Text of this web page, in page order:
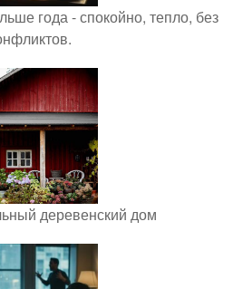
года - спокойно, тепло, без
деревенский дом